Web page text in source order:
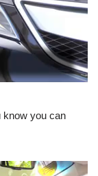
know you can